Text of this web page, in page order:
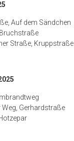
Auf dem Sändchen
Straße, Kruppstraße
Weg, Gerhardstraße